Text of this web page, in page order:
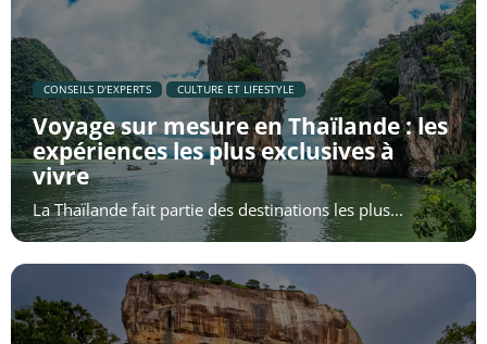
​CONSEILS D'EXPERTS ​CULTURE ET LIFESTYLE
Voyage sur mesure en Thaïlande : les
expériences les plus exclusives à
vivre
La Thaïlande fait partie des destinations les plus...